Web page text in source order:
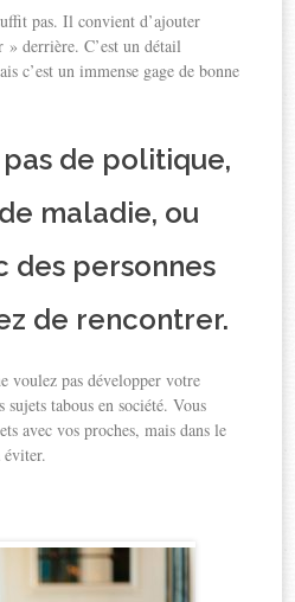
pas. Il convient d’ajouter
derrière. C’est un détail
c’est un immense gage de bonne
de politique,
maladie, ou
des personnes
de rencontrer.
voulez pas développer votre
tabous en société. Vous
avec vos proches, mais dans le
éviter.